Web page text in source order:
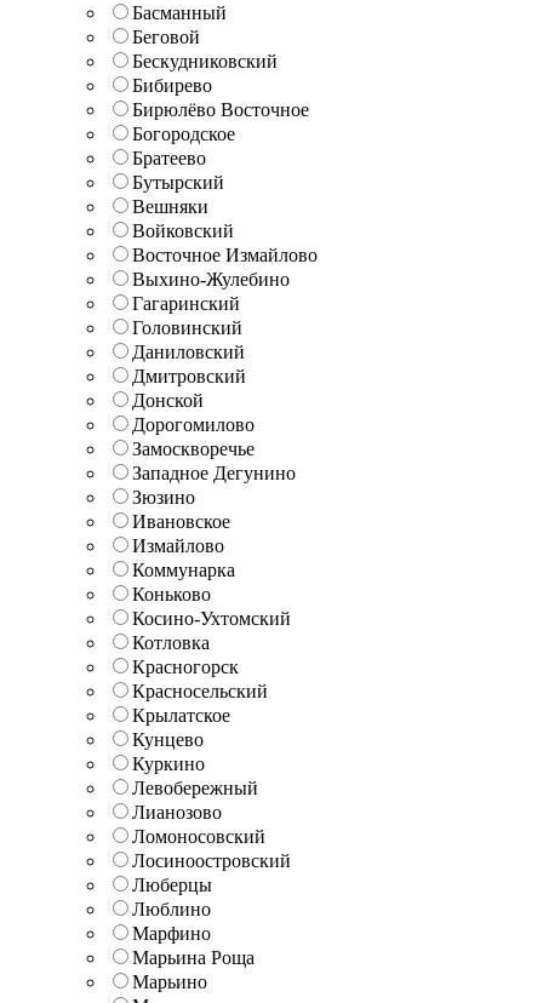
Басманный
Беговой
Бескудниковский
Бибирево
Бирюлёво Восточное
Богородское
Братеево
Бутырский
Вешняки
Войковский
Восточное Измайлово
Выхино-Жулебино
Гагаринский
Головинский
Даниловский
Дмитровский
Донской
Дорогомилово
Замоскворечье
Западное Дегунино
Зюзино
Ивановское
Измайлово
Коммунарка
Коньково
Косино-Ухтомский
Котловка
Красногорск
Красносельский
Крылатское
Кунцево
Куркино
Левобережный
Лианозово
Ломоносовский
Лосиноостровский
Люберцы
Люблино
Марфино
Марьина Роща
Марьино